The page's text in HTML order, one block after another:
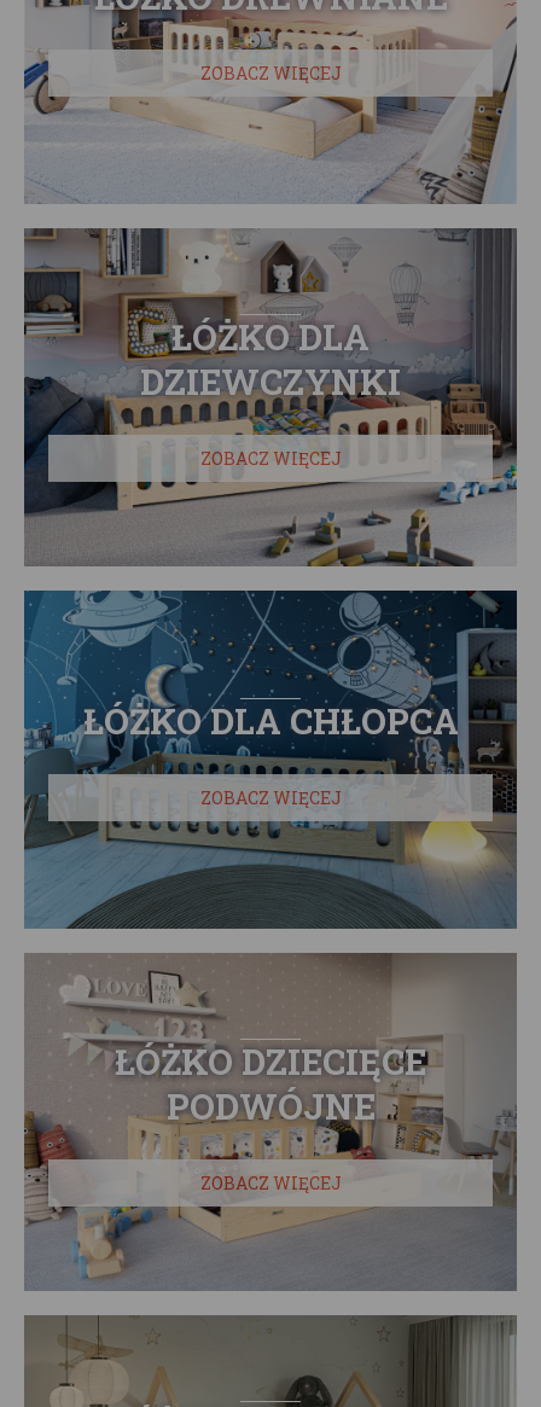
ZOBACZ WIĘCEJ
ŁÓŻKO DLA
DZIEWCZYNKI
ZOBACZ WIĘCEJ
ŁÓŻKO DLA CHŁOPCA
ZOBACZ WIĘCEJ
ŁÓŻKO DZIECIĘCE
PODWÓJNE
ZOBACZ WIĘCEJ